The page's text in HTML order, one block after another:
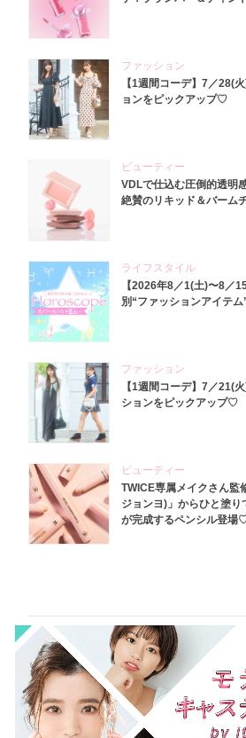
ファッション
【1週間コーデ】7／28(
ョンをピックアップ♡
ビューティー
VDLで仕込む圧倒的透明
絶賛のリキッド＆バーム
ライフスタイル
【2026年8／1(土)〜8／
別“ファッションアイテ
ファッション
【1週間コーデ】7／21(
ションをピックアップ♡
ビューティー
TWICE専属メイクさん
ジョンヨ)」からひと塗
が完成するペンシル登場